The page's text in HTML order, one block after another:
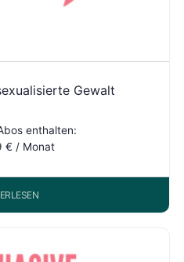
Gewalt
enthalten:
€ / Monat